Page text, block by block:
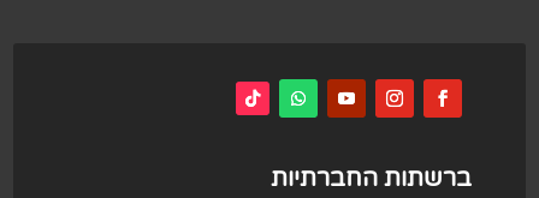
ברשתות החברתיות